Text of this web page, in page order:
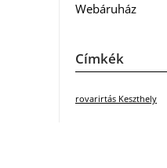
Webáruház
Címkék
rovarirtás Keszthely